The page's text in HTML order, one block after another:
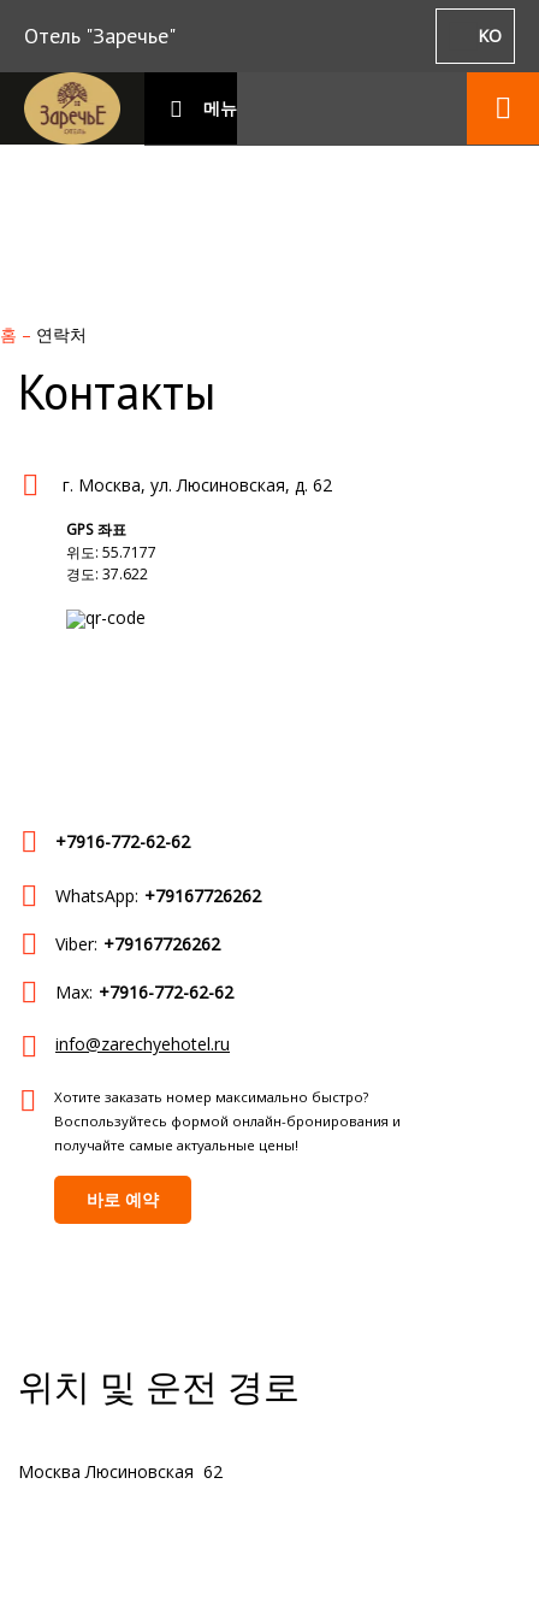
Отель "Заречье" KO
메뉴
홈 – 연락처
Контакты
г. Москва, ул. Люсиновская, д. 62
GPS 좌표
위도: 55.7177
경도: 37.622
+7916-772-62-62
WhatsApp: +79167726262
Viber: +79167726262
Max: +7916-772-62-62
info@zarechyehotel.ru
Хотите заказать номер максимально быстро?
Воспользуйтесь формой онлайн-бронирования и
получайте самые актуальные цены!
바로 예약
위치 및 운전 경로
Москва Люсиновская 62